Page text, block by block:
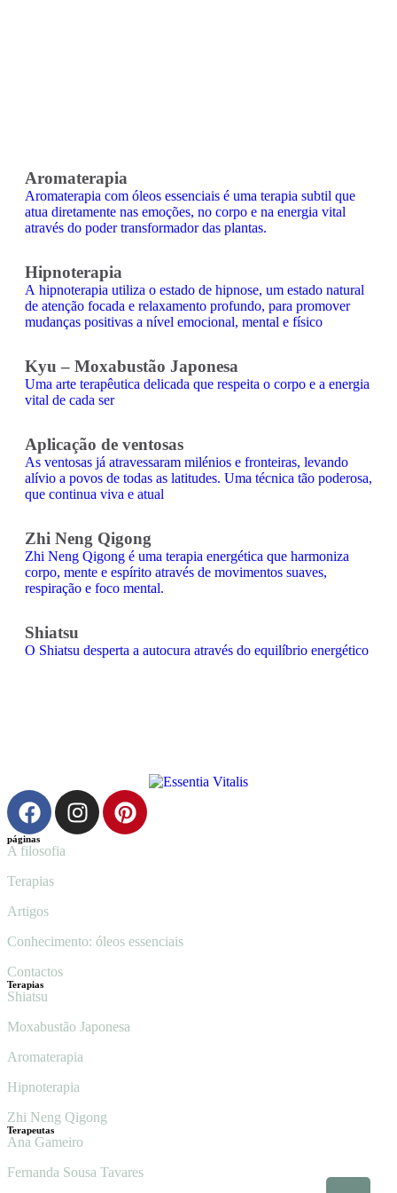
Aromaterapia
Aromaterapia com óleos essenciais é uma terapia subtil que
atua diretamente nas emoções, no corpo e na energia vital
através do poder transformador das plantas.
Hipnoterapia
A hipnoterapia utiliza o estado de hipnose, um estado natural
de atenção focada e relaxamento profundo, para promover
mudanças positivas a nível emocional, mental e físico
Kyu – Moxabustão Japonesa
Uma arte terapêutica delicada que respeita o corpo e a energia
vital de cada ser
Aplicação de ventosas
As ventosas já atravessaram milénios e fronteiras, levando
alívio a povos de todas as latitudes. Uma técnica tão poderosa,
que continua viva e atual
Zhi Neng Qigong
Zhi Neng Qigong é uma terapia energética que harmoniza
corpo, mente e espírito através de movimentos suaves,
respiração e foco mental.
Shiatsu
O Shiatsu desperta a autocura através do equilíbrio energético
páginas
A filosofia
Terapias
Artigos
Conhecimento: óleos essenciais
Contactos
Terapias
Shiatsu
Moxabustão Japonesa
Aromaterapia
Hipnoterapia
Zhi Neng Qigong
Terapeutas
Ana Gameiro
Fernanda Sousa Tavares